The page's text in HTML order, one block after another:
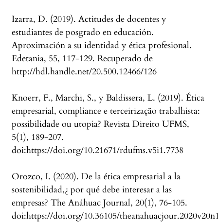
Izarra, D. (2019). Actitudes de docentes y
estudiantes de posgrado en educación.
Aproximación a su identidad y ética profesional.
Edetania, 55, 117-129. Recuperado de
http://hdl.handle.net/20.500.12466/126
Knoerr, F., Marchi, S., y Baldissera, L. (2019). Ética
empresarial, compliance e terceirização trabalhista:
possibilidade ou utopia? Revista Direito UFMS,
5(1), 189-207.
doi:https://doi.org/10.21671/rdufms.v5i1.7738
Orozco, I. (2020). De la ética empresarial a la
sostenibilidad,¿ por qué debe interesar a las
empresas? The Anáhuac Journal, 20(1), 76-105.
doi:https://doi.org/10.36105/